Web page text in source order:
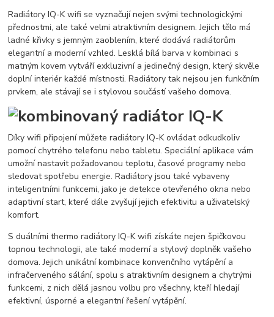
Radiátory IQ-K wifi se vyznačují nejen svými technologickými
přednostmi, ale také velmi atraktivním designem. Jejich tělo má
ladné křivky s jemným zaoblením, které dodává radiátorům
elegantní a moderní vzhled. Lesklá bílá barva v kombinaci s
matným kovem vytváří exkluzivní a jedinečný design, který skvěle
doplní interiér každé místnosti. Radiátory tak nejsou jen funkčním
prvkem, ale stávají se i stylovou součástí vašeho domova.
Díky wifi připojení můžete radiátory IQ-K ovládat odkudkoliv
pomocí chytrého telefonu nebo tabletu. Speciální aplikace vám
umožní nastavit požadovanou teplotu, časové programy nebo
sledovat spotřebu energie. Radiátory jsou také vybaveny
inteligentními funkcemi, jako je detekce otevřeného okna nebo
adaptivní start, které dále zvyšují jejich efektivitu a uživatelský
komfort.
S duálními thermo radiátory IQ-K wifi získáte nejen špičkovou
topnou technologii, ale také moderní a stylový doplněk vašeho
domova. Jejich unikátní kombinace konvenčního vytápění a
infračerveného sálání, spolu s atraktivním designem a chytrými
funkcemi, z nich dělá jasnou volbu pro všechny, kteří hledají
efektivní, úsporné a elegantní řešení vytápění.